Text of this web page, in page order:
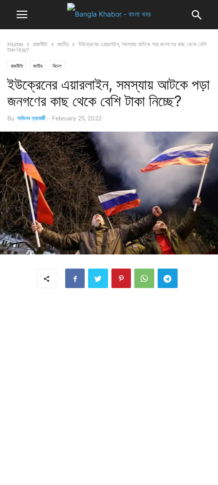
Home রাজনীতি জাতীয়
ইউক্রেনের এয়ারলাইন, সমস্যায় আটকে পড়া জনগণের কাছ থেকে বেশি
টাকা নিচ্ছে?
রাজনীতি জাতীয় বিদেশ
ইউক্রেনের এয়ারলাইন, সমস্যায় আটকে পড়া
জনগণের কাছ থেকে বেশি টাকা নিচ্ছে?
By অভিনব ব্যানার্জী - February 25, 2022